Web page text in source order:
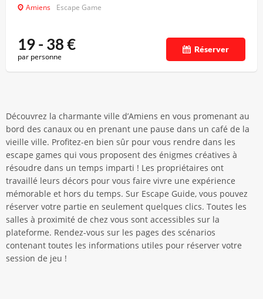
Amiens Escape Game
19 - 38€
par personne
Réserver
Découvrez la charmante ville d’Amiens en vous promenant au
bord des canaux ou en prenant une pause dans un café de la
vieille ville. Profitez-en bien sûr pour vous rendre dans les
escape games qui vous proposent des énigmes créatives à
résoudre dans un temps imparti ! Les propriétaires ont
travaillé leurs décors pour vous faire vivre une expérience
mémorable et hors du temps. Sur Escape Guide, vous pouvez
réserver votre partie en seulement quelques clics. Toutes les
salles à proximité de chez vous sont accessibles sur la
plateforme. Rendez-vous sur les pages des scénarios
contenant toutes les informations utiles pour réserver votre
session de jeu !